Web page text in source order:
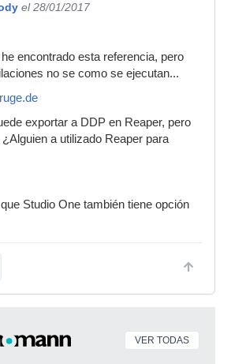
el 28/01/2017
encontrado esta referencia, pero
no se como se ejecutan...
exportar a DDP en Reaper, pero
a utilizado Reaper para
Studio One también tiene opción
VER TODAS